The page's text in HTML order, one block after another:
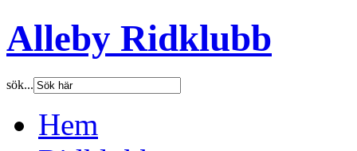
Alleby Ridklubb
sök...
Hem